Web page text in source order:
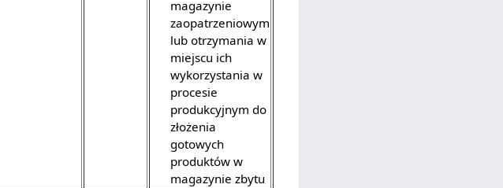
magazynie
zaopatrzeniowym
lub otrzymania w
miejscu ich
wykorzystania w
procesie
produkcyjnym do
złożenia
gotowych
produktów w
magazynie zbytu